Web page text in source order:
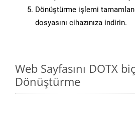
Dönüştürme işlemi
dosyasını cihazınıza indirin.
Web Sayfasını DOTX
Dönüştürme